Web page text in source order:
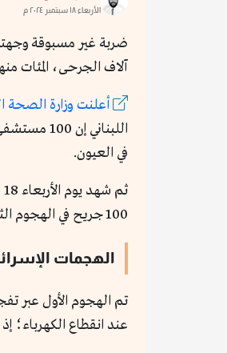
الأربعاء ١٨ سبتمبر ٢٠٢٤ م
آلاف الجرحى، المئات
أعلنت وزارة الصحة
في العيون.
100 جريح في الهجوم الثاني.
الهجمات
تم الهجوم الأول عبر
عند انقطاع الكهرباء؛